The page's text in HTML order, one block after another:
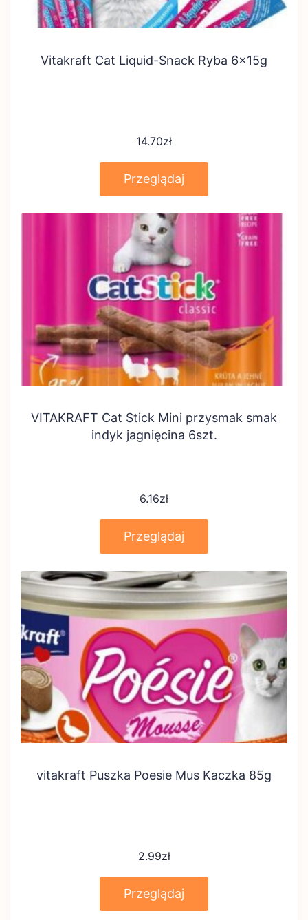
Vitakraft Cat Liquid-Snack Ryba 6x15g
14.70zł
Przeglądaj
VITAKRAFT Cat Stick Mini przysmak smak
indyk jagnięcina 6szt.
6.16zł
Przeglądaj
vitakraft Puszka Poesie Mus Kaczka 85g
2.99zł
Przeglądaj